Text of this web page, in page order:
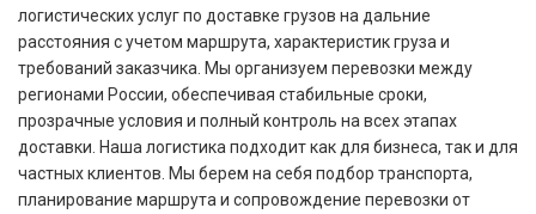
логистических услуг по доставке грузов на дальние
расстояния с учетом маршрута, характеристик груза и
требований заказчика. Мы организуем перевозки между
регионами России, обеспечивая стабильные сроки,
прозрачные условия и полный контроль на всех этапах
доставки. Наша логистика подходит как для бизнеса, так и для
частных клиентов. Мы берем на себя подбор транспорта,
планирование маршрута и сопровождение перевозки от